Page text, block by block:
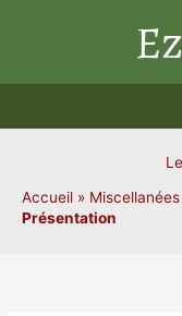
Accueil » Miscellanées
Présentation